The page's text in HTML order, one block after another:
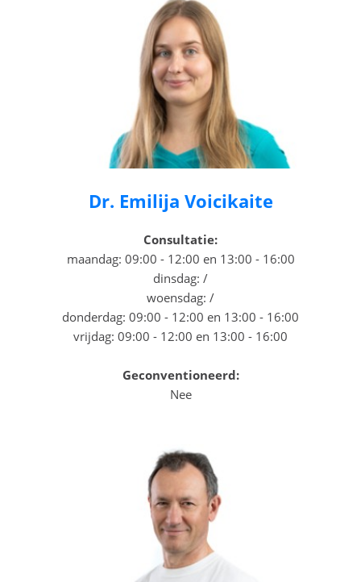
Dr. Emilija Voicikaite
Consultatie:
maandag: 09:00 - 12:00 en 13:00 - 16:00
dinsdag: /
woensdag: /
donderdag: 09:00 - 12:00 en 13:00 - 16:00
vrijdag: 09:00 - 12:00 en 13:00 - 16:00
Geconventioneerd:
Nee